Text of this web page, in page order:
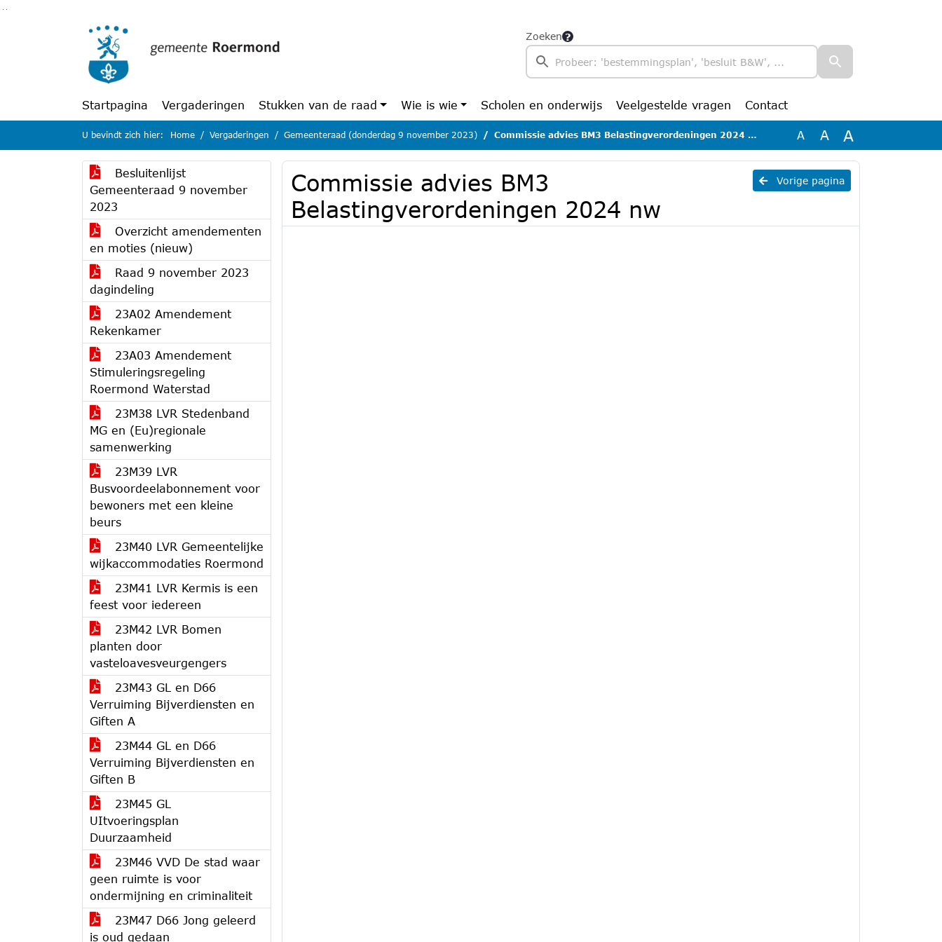
Zoeken
Startpagina Vergaderingen Stukken van de raad Wie is wie Scholen en onderwijs Veelgestelde vragen Contact
U bevindt zich hier: Home Vergaderingen Gemeenteraad (donderdag 9 november 2023) Commissie advies BM3 Belastingverordeningen 2024 nw A A A
Besluitenlijst
Gemeenteraad 9 november
2023
Overzicht amendementen
en moties (nieuw)
Raad 9 november 2023
dagindeling
23A02 Amendement
Rekenkamer
23A03 Amendement
Stimuleringsregeling
Roermond Waterstad
23M38 LVR Stedenband
MG en (Eu)regionale
samenwerking
23M39 LVR
Busvoordeelabonnement voor
bewoners met een kleine
beurs
23M40 LVR Gemeentelijke
wijkaccommodaties Roermond
23M41 LVR Kermis is een
feest voor iedereen
23M42 LVR Bomen
planten door
vasteloavesveurgengers
23M43 GL en D66
Verruiming Bijverdiensten en
Giften A
23M44 GL en D66
Verruiming Bijverdiensten en
Giften B
23M45 GL
UItvoeringsplan
Duurzaamheid
23M46 VVD De stad waar
geen ruimte is voor
ondermijning en criminaliteit
23M47 D66 Jong geleerd
is oud gedaan
Vorige pagina
Commissie advies BM3
Belastingverordeningen 2024 nw